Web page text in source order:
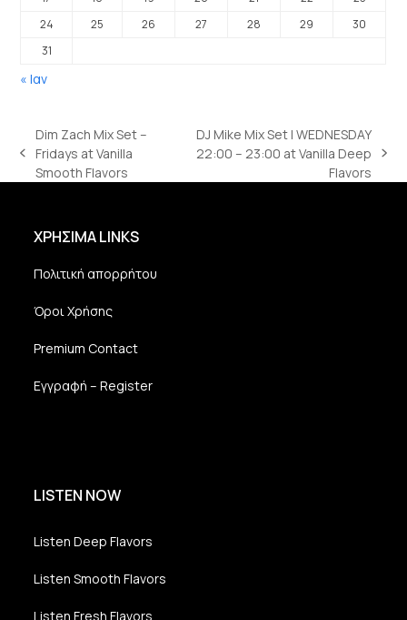
24
25 26 27 28 29
30
31
« Ιαν
previous
post:
Dim Zach Mix Set –
Fridays at Vanilla
Smooth Flavors
next
post:
DJ Mike Mix Set | WEDNESDAY
22:00 – 23:00 at Vanilla Deep
Flavors
ΧΡΗΣΙΜΑ LINKS
Πολιτική απορρήτου
Όροι Χρήσης
Premium Contact
Εγγραφή – Register
LISTEN NOW
Listen Deep Flavors
Listen Smooth Flavors
Listen Fresh Flavors